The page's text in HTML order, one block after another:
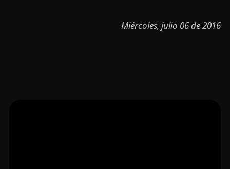
Miércoles, julio 06 de 2016